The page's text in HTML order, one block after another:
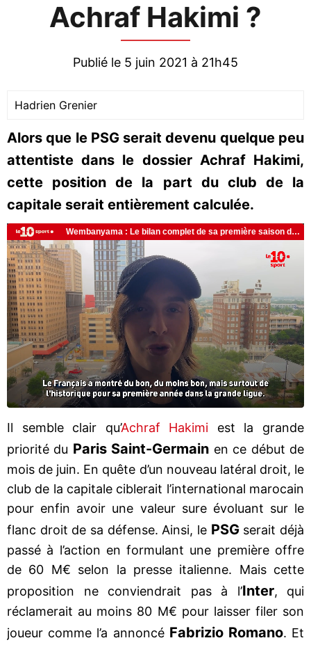
Achraf Hakimi ?
Publié le 5 juin 2021 à 21h45
Hadrien Grenier
Alors que le PSG serait devenu quelque peu
attentiste dans le dossier Achraf Hakimi,
cette position de la part du club de la
capitale serait entièrement calculée.
Il semble clair qu’Achraf Hakimi est la grande
priorité du Paris Saint-Germain en ce début de
mois de juin. En quête d’un nouveau latéral droit, le
club de la capitale ciblerait l’international marocain
pour enfin avoir une valeur sure évoluant sur le
flanc droit de sa défense. Ainsi, le PSGserait déjà
passé à l’action en formulant une première offre
de 60 M€ selon la presse italienne. Mais cette
proposition ne conviendrait pas à l’Inter, qui
réclamerait au moins 80 M€ pour laisser filer son
joueur comme l’a annoncé Fabrizio Romano. Et